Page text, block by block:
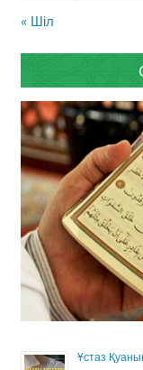
« Шіл
Ұстаз